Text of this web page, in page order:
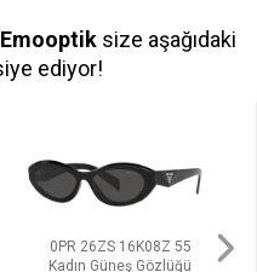
Emooptik size aşağıdaki
ediyor!
0PR 26ZS 16K08Z 55
Kadın Güneş Gözlüğü